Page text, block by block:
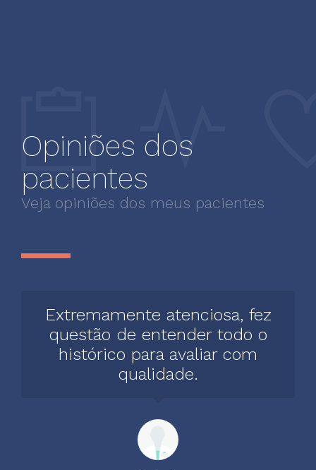
Opiniões dos
pacientes
Veja opiniões dos meus pacientes
Extremamente atenciosa, fez
questão de entender todo o
histórico para avaliar com
qualidade.